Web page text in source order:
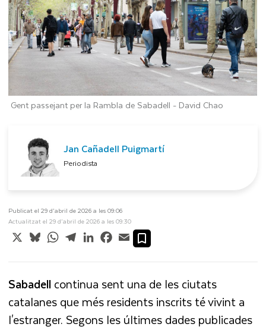
Gent passejant per la Rambla de Sabadell - David Chao
Jan Cañadell Puigmartí
Periodista
Publicat el 29 d’abril de 2026 a les 09:06
Actualitzat el 29 d’abril de 2026 a les 09:30
X BlueskyWhatsApp
TelegramLinkedInFacebook
Email
Sabadellcontinua sent una de les ciutats
catalanes que més residents inscrits té vivint a
l'estranger. Segons les últimes dades publicades